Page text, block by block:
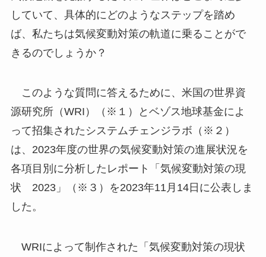
していて、具体的にどのようなステップを踏め
ば、私たちは気候変動対策の軌道に乗ることがで
きるのでしょうか？
このような質問に答えるために、米国の世界資
源研究所（WRI）（※１）とベゾス地球基金によ
って招集されたシステムチェンジラボ（※２）
は、2023年度の世界の気候変動対策の進展状況を
各項目別に分析したレポート「気候変動対策の現
状 2023」（※３）を2023年11月14日に公表しま
した。
WRIによって制作された「気候変動対策の現状